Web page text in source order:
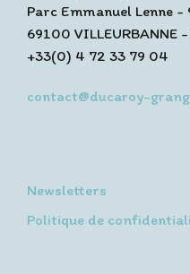
Parc Emmanuel Lenne -
69100 VILLEURBANNE
+33(0) 4 72 33 79 04
contact@ducaroy-
Newsletters
Politique de